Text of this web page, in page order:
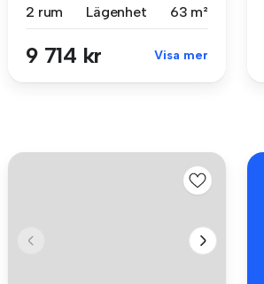
2 rum
Lägenhet 63 m²
9 714 kr Visa mer